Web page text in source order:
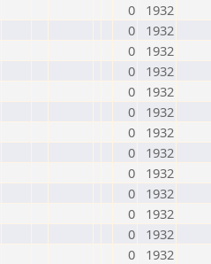
0
1932
0
1932
0
1932
0
1932
0
1932
0
1932
0
1932
0
1932
0
1932
0
1932
0
1932
0
1932
0
1932